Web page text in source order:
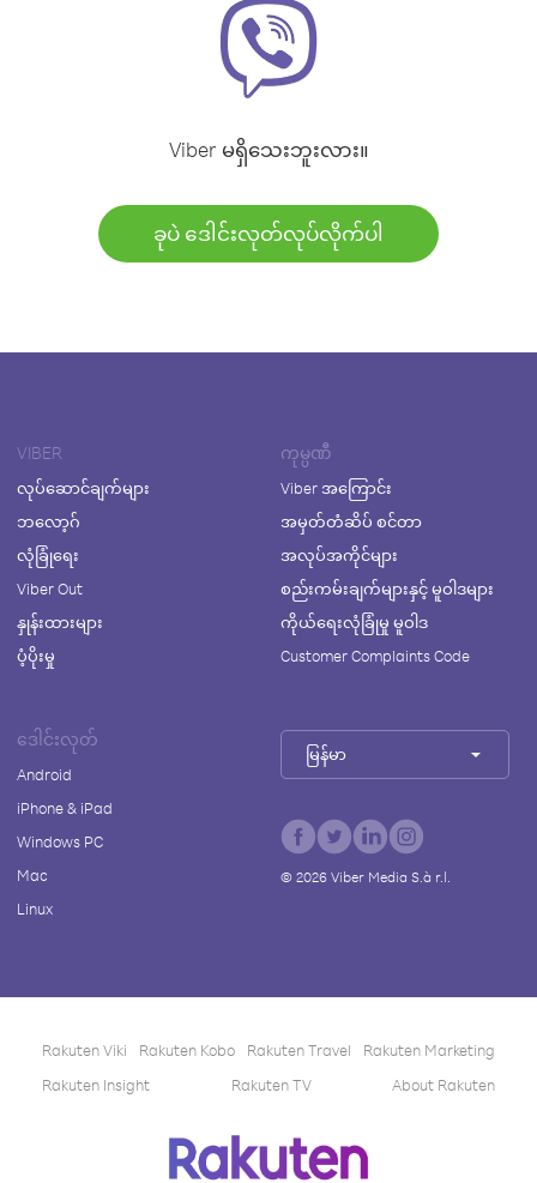
Viber မရှိသေးဘူးလား။
ခုပဲ ဒေါင်းလုတ်လုပ်လိုက်ပါ
VIBER
လုပ်ဆောင်ချက်များ
ဘလော့ဂ်
လုံခြုံရေး
Viber Out
နှုန်းထားများ
ပံ့ပိုးမှု
ကုမ္ပဏီ
Viber အကြောင်း
အမှတ်တံဆိပ် စင်တာ
အလုပ်အကိုင်များ
စည်းကမ်းချက်များနှင့် မူဝါဒများ
ကိုယ်ရေးလုံခြုံမှု မူဝါဒ
Customer Complaints Code
ဒေါင်းလုတ်
Android
iPhone & iPad
Windows PC
Mac
Linux
မြန်မာ
© 2026Viber Media S.à r.l.
Rakuten Viki Rakuten Kobo Rakuten Travel
Rakuten Marketing
Rakuten Insight
Rakuten TV About Rakuten